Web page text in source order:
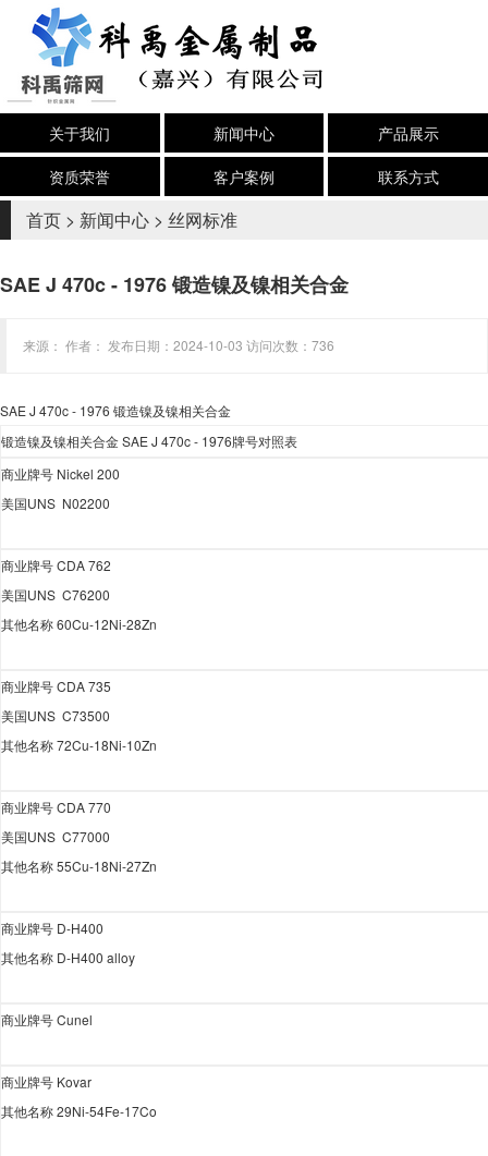
关于我们 新闻中心
产品展示
资质荣誉
客户案例 联系方式
首页 > 新闻中心 > 丝网标准
SAE J 470c - 1976 锻造镍及镍相关合金
来源： 作者： 发布日期：2024-10-03 访问次数：736
SAE J 470c - 1976 锻造镍及镍相关合金
锻造镍及镍相关合金SAE J 470c - 1976牌号对照表
商业牌号 Nickel 200
美国UNS N02200
商业牌号CDA 762
美国UNS C76200
其他名称60Cu-12Ni-28Zn
商业牌号CDA 735
美国UNS C73500
其他名称72Cu-18Ni-10Zn
商业牌号CDA 770
美国UNS C77000
其他名称55Cu-18Ni-27Zn
商业牌号 D-H400
其他名称 D-H400 alloy
商业牌号Cunel
商业牌号 Kovar
其他名称29Ni-54Fe-17Co